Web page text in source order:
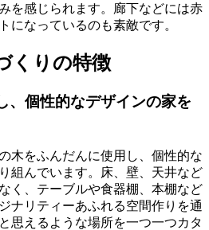
を感じられます。廊下などには赤
になっているのも素敵です。
くりの特徴
、個性的なデザインの家を
木をふんだんに使用し、個性的な
組んでいます。床、壁、天井など
く、テーブルや食器棚、本棚など
ナリティーあふれる空間作りを通
思えるような場所を一つ一つカタ